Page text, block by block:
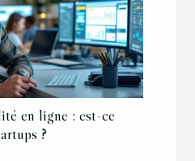
en ligne : est-ce
?